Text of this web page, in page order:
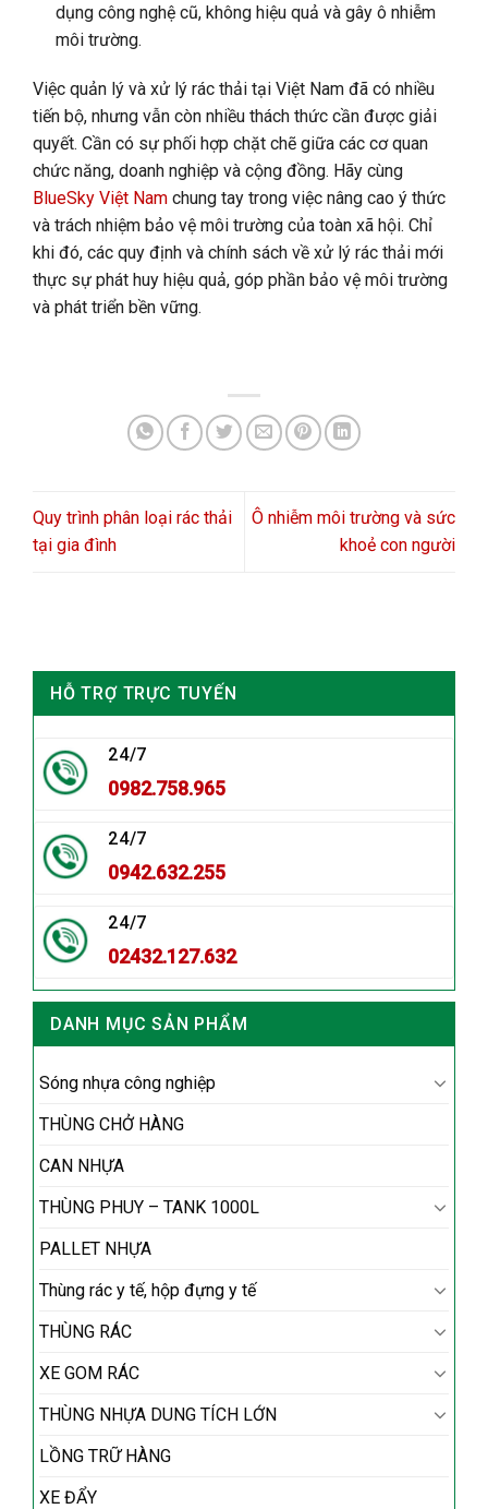
HỖ TRỢ TRỰC TUYẾN
24/7
0982.758.965
24/7
0942.632.255
24/7
02432.127.632
DANH MỤC SẢN PHẨM
Sóng nhựa công nghiệp
THÙNG CHỞ HÀNG
CAN NHỰA
THÙNG PHUY – TANK 1000L
PALLET NHỰA
Thùng rác y tế, hộp đựng y tế
THÙNG RÁC
XE GOM RÁC
THÙNG NHỰA DUNG TÍCH LỚN
LỒNG TRỮ HÀNG
XE ĐẨY
dụng công nghệ cũ, không hiệu quả và gây ô nhiễm
môi trường.
Việc quản lý và xử lý rác thải tại Việt Nam đã có nhiều
tiến bộ, nhưng vẫn còn nhiều thách thức cần được giải
quyết. Cần có sự phối hợp chặt chẽ giữa các cơ quan
chức năng, doanh nghiệp và cộng đồng. Hãy cùng
BlueSky Việt Nam chung tay trong việc nâng cao ý thức
và trách nhiệm bảo vệ môi trường của toàn xã hội. Chỉ
khi đó, các quy định và chính sách về xử lý rác thải mới
thực sự phát huy hiệu quả, góp phần bảo vệ môi trường
và phát triển bền vững.
Quy trình phân loại rác thải
tại gia đình
Ô nhiễm môi trường và sức
khoẻ con người